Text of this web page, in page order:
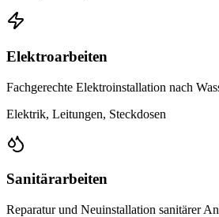
Elektroarbeiten
Fachgerechte Elektroinstallation nach
Elektrik, Leitungen, Steckdosen
Sanitärarbeiten
Reparatur und Neuinstallation sanitärer